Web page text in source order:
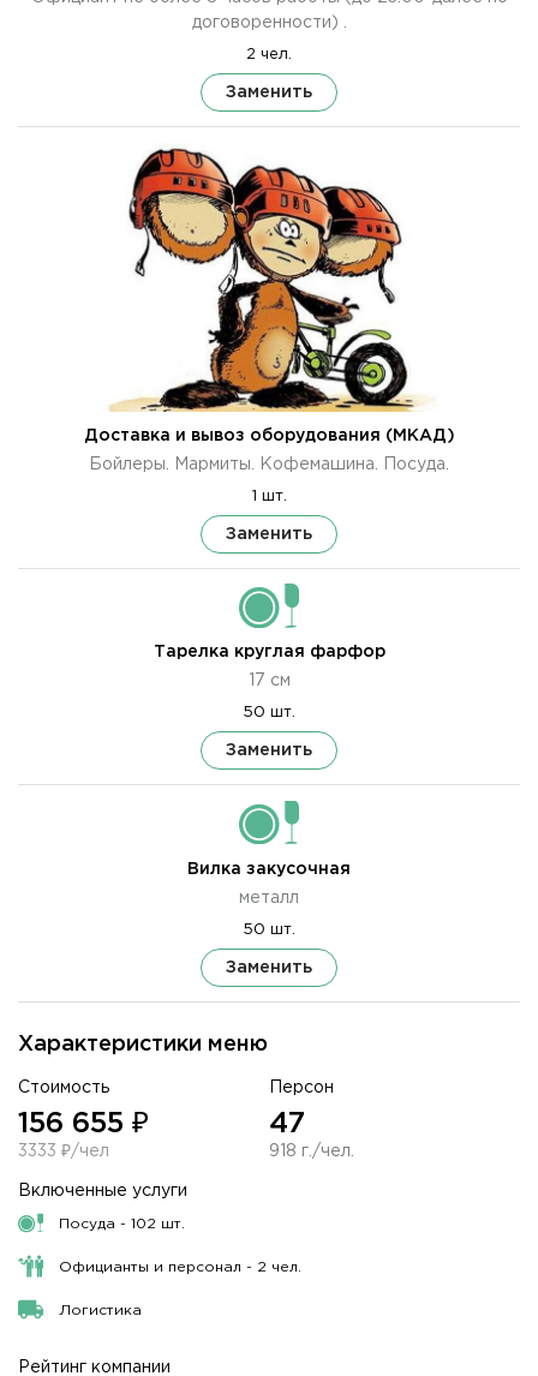
Характеристики меню
Стоимость
156 655 ₽
3333 ₽/чел
Персон
47
918 г./чел.
Включенные услуги
Посуда - 102 шт.
Официанты и персонал - 2 чел.
Логистика
Рейтинг компании
договоренности) .
2 чел.
Заменить
Доставка и вывоз оборудования (МКАД)
Бойлеры. Мармиты. Кофемашина. Посуда.
1 шт.
Заменить
Тарелка круглая фарфор
17 см
50 шт.
Заменить
Вилка закусочная
металл
50 шт.
Заменить